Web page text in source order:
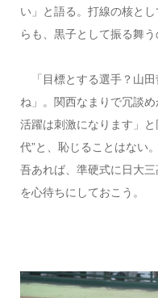
い」と語る。打線の核と
らも、黒子として振る舞
「目標とする選手？山田
ね」。関西なまりで冗談
活躍は刺激になります」
代”と、恥じることはない
吾あれば、準硬式に日大
を心待ちにしておこう。